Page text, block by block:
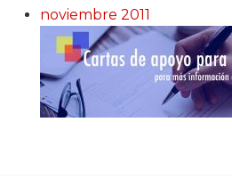
noviembre 2011